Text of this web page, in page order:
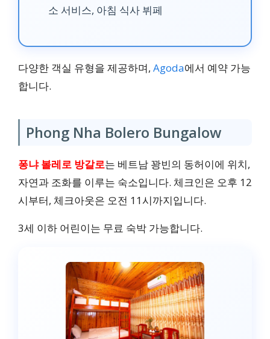
소 서비스, 아침 식사 뷔페
다양한 객실 유형을 제공하며, Agoda에서 예약 가능
합니다.
Phong Nha Bolero Bungalow
퐁냐 볼레로 방갈로는 베트남 꽝빈의 동허이에 위치,
자연과 조화를 이루는 숙소입니다. 체크인은 오후 12
시부터, 체크아웃은 오전 11시까지입니다.
3세 이하 어린이는 무료 숙박 가능합니다.